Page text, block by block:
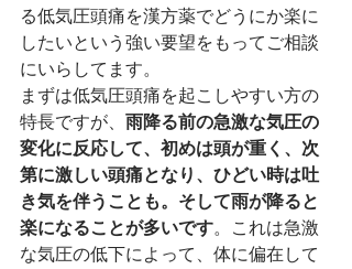
る低気圧頭痛を漢方薬でどうにか楽に
したいという強い要望をもってご相談
にいらしてます。
まずは低気圧頭痛を起こしやすい方の
特長ですが、 雨降る前の急激な気圧の
変化に反応して、初めは頭が重く、次
第に激しい頭痛となり、ひどい時は吐
き気を伴うことも。そして雨が降ると
楽になることが多いです。これは急激
な気圧の低下によって、体に偏在して